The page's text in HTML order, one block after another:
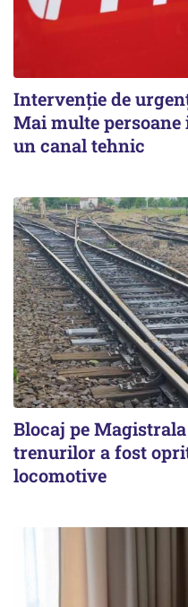
Intervenție de
Mai multe
un canal tehnic
Blocaj pe
trenurilor a fost
locomotive